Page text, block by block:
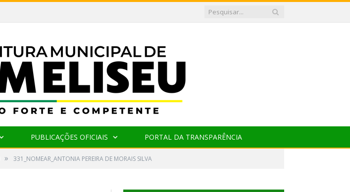
PUBLICAÇÕES OFICIAIS PORTAL DA TRANSPARÊNCIA
» 331_NOMEAR_ANTONIA PEREIRA DE MORAIS SILVA